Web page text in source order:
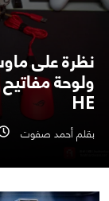
HE
بقلم أحمد صفوت